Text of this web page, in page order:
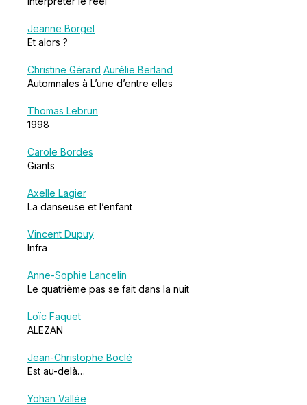
Jeanne Borgel
Et alors ?
Christine Gérard Aurélie Berland
Automnales à L’une d’entre elles
Thomas Lebrun
1998
Carole Bordes
Giants
Axelle Lagier
La danseuse et l’enfant
Vincent Dupuy
Infra
Anne-Sophie Lancelin
Le quatrième pas se fait dans la nuit
Loïc Faquet
ALEZAN
Jean-Christophe Boclé
Est au-delà…
Yohan Vallée